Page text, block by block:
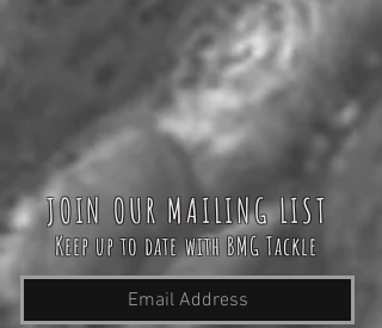
JOIN OUR MAILING LIST
Keep up to date with BMG Tackle